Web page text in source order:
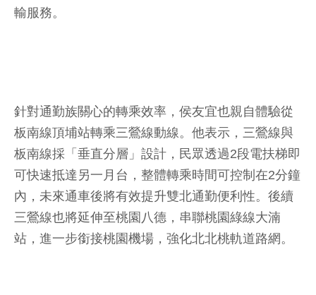
輸服務。
針對通勤族關心的轉乘效率，侯友宜也親自體驗從
板南線頂埔站轉乘三鶯線動線。他表示，三鶯線與
板南線採「垂直分層」設計，民眾透過2段電扶梯即
可快速抵達另一月台，整體轉乘時間可控制在2分鐘
內，未來通車後將有效提升雙北通勤便利性。後續
三鶯線也將延伸至桃園八德，串聯桃園綠線大湳
站，進一步銜接桃園機場，強化北北桃軌道路網。